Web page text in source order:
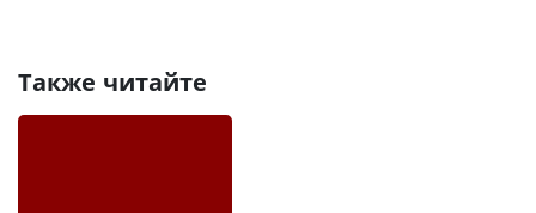
Также читайте